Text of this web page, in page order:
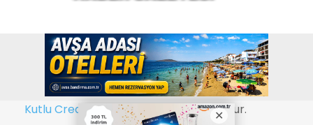
Copyright © 2026www.bandirma.com.tr. Bir
Kutlu Creative Web Tasarım kuruluşudur.